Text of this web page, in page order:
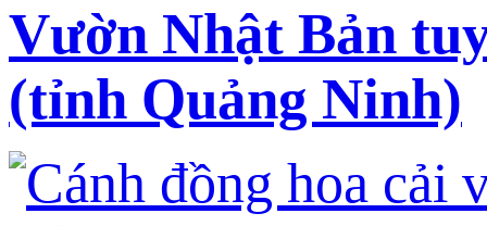
Vườn Nhật Bản
(tỉnh Quảng Ninh)